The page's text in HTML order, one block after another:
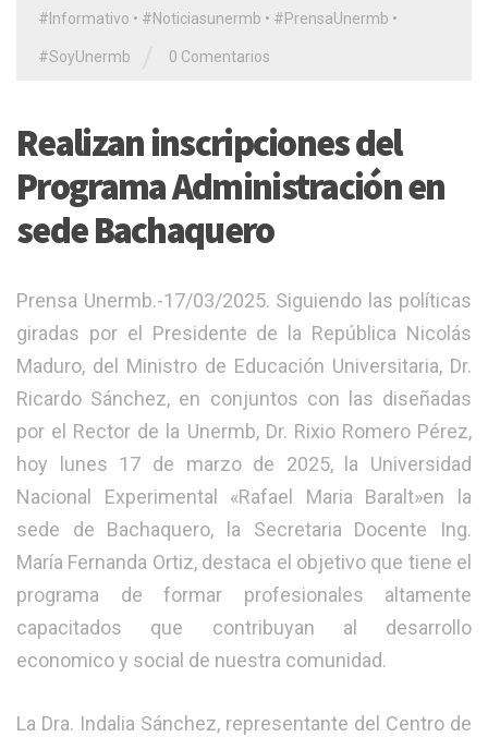
#Informativo • #Noticiasunermb • #PrensaUnermb •
#SoyUnermb 0 Comentarios
Realizan inscripciones del
Programa Administración en
sede Bachaquero
Prensa Unermb.-17/03/2025. Siguiendo las políticas
giradas por el Presidente de la República Nicolás
Maduro, del Ministro de Educación Universitaria, Dr.
Ricardo Sánchez, en conjuntos con las diseñadas
por el Rector de la Unermb, Dr. Rixio Romero Pérez,
hoy lunes 17 de marzo de 2025, la Universidad
Nacional Experimental «Rafael Maria Baralt»en la
sede de Bachaquero, la Secretaria Docente Ing.
María Fernanda Ortiz, destaca el objetivo que tiene el
programa de formar profesionales altamente
capacitados que contribuyan al desarrollo
economico y social de nuestra comunidad.
La Dra. Indalia Sánchez, representante del Centro de